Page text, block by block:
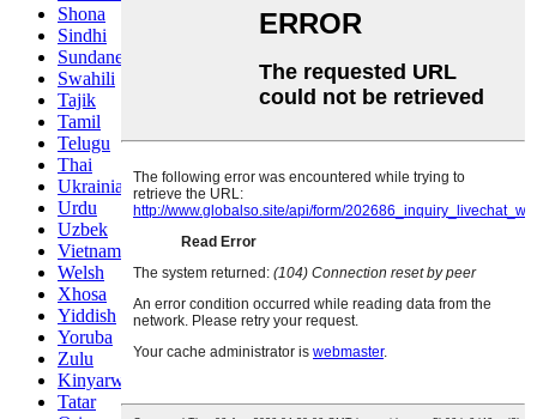
Shona
Sindhi
Sundanese
Swahili
Tajik
Tamil
Telugu
Thai
Ukrainian
Urdu
Uzbek
Vietnamese
Welsh
Xhosa
Yiddish
Yoruba
Zulu
Kinyarwanda
Tatar